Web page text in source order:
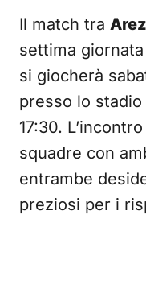
Il match tra
settima
si giocherà
presso lo stadio
17:30.
squadre con
entrambe
preziosi per i